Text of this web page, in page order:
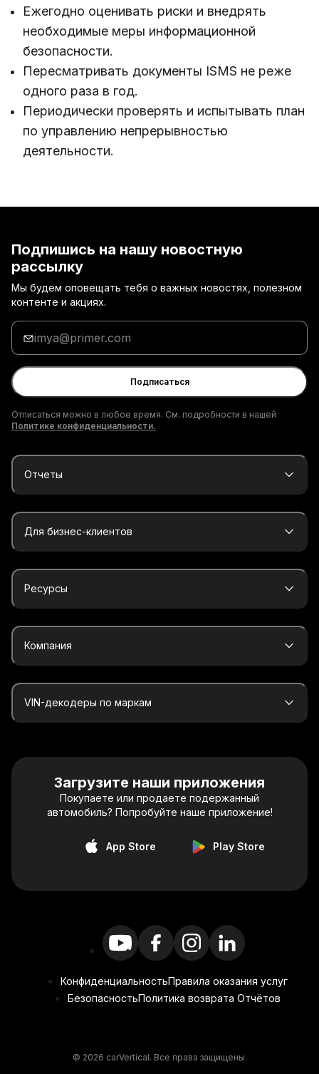
Ежегодно оценивать риски и внедрять
необходимые меры информационной
безопасности.
Пересматривать документы ISMS не реже
одного раза в год.
Периодически проверять и испытывать план
по управлению непрерывностью
деятельности.
Подпишись на нашу новостную
рассылку
Мы будем оповещать тебя о важных новостях, полезном
контенте и акциях.
Введи
адрес
электронной
почты
Подписаться
Отписаться можно в любое время. См. подробности в нашей
Политике конфиденциальности.
Отчеты
Для бизнес-клиентов
Ресурсы
Компания
VIN-декодеры по маркам
Загрузите наши приложения
Покупаете или продаете подержанный
автомобиль? Попробуйте наше приложение!
App Store Play Store
КонфиденциальностьПравила оказания услуг
БезопасностьПолитика возврата Отчётов
© 2026 carVertical. Все права защищены.